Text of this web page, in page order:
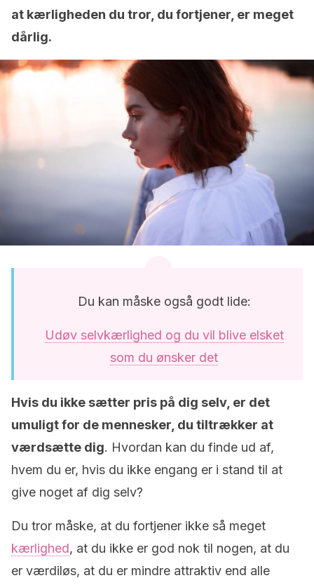
at kærligheden du tror, du fortjener, er meget
dårlig.
Du kan måske også godt lide:
Udøv selvkærlighed og du vil blive elsket
som du ønsker det
Hvis du ikke sætter pris på dig selv, er det
umuligt for de mennesker, du tiltrækker at
værdsætte dig. Hvordan kan du finde ud af,
hvem du er, hvis du ikke engang er i stand til at
give noget af dig selv?
Du tror måske, at du fortjener ikke så meget
kærlighed, at du ikke er god nok til nogen, at du
er værdiløs, at du er mindre attraktiv end alle